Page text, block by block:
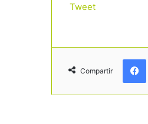
Tweet
Compartir